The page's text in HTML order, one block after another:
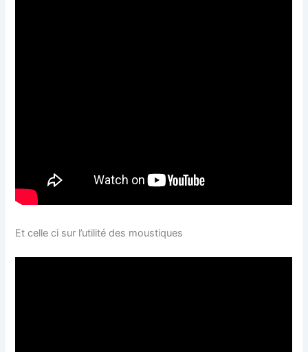
Et celle ci sur l’utilité des moustiques